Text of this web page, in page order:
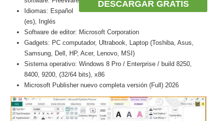
DESCARGAR GRATIS
Idiomas: Español
(es), Inglés
Software de editor: Microsoft Corporation
Gadgets: PC computador, Ultrabook, Laptop (Toshiba, Asus,
Samsung, Dell, HP, Acer, Lenovo, MSI)
Sistema operativo: Windows 8 Pro / Enterprise / build 8250,
8400, 9200, (32/64 bits), x86
Microsoft Publisher nuevo completa versión (Full) 2026